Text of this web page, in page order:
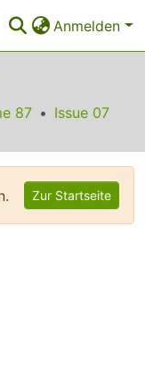
Anmelden
87
Issue 07
Zur Startseite